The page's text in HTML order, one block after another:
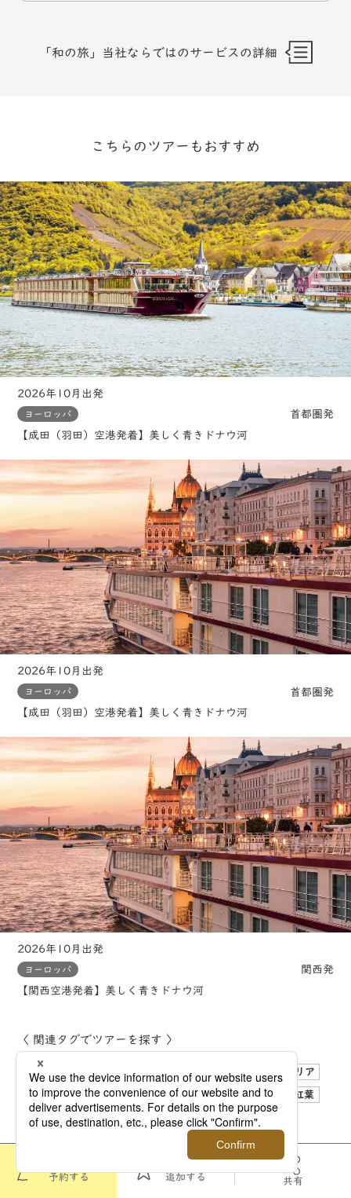
予約する
追加する
共有
「和の旅」当社ならではのサービスの詳細
こちらのツアーもおすすめ
2026年10月出発
ヨーロッパ
首都圏発
【成田（羽田）空港発着】美しく青きドナウ河
2026年10月出発
ヨーロッパ
首都圏発
【成田（羽田）空港発着】美しく青きドナウ河
2026年10月出発
ヨーロッパ
関西発
【関西空港発着】美しく青きドナウ河
〈 関連タグでツアーを探す 〉
和の旅 ゆったり度1 ゆったり度2 ドイツ オーストリア
スロバキア ハンガリー クルーズ 世界遺産 自然 紅葉
町歩き 音楽鑑賞 セレナーデ号 2026年4月発表